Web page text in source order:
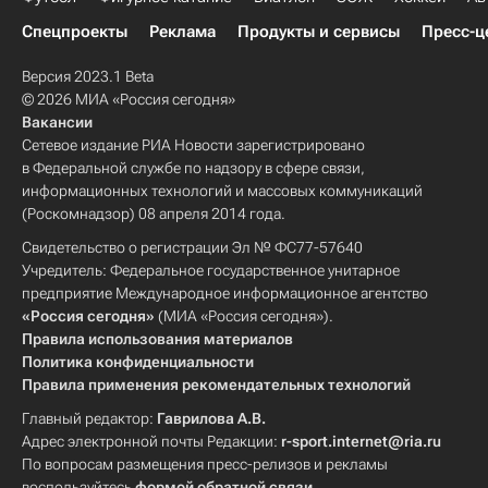
Спецпроекты
Реклама Продукты и сервисы Пресс-
Версия 2023.1 Beta
© 2026 МИА «Россия сегодня»
Вакансии
Сетевое издание РИА Новости зарегистрировано
в Федеральной службе по надзору в сфере связи,
информационных технологий и массовых коммуникаций
(Роскомнадзор) 08 апреля 2014 года.
Свидетельство о регистрации Эл № ФС77-57640
Учредитель: Федеральное государственное унитарное
предприятие Международное информационное агентство
«Россия сегодня» (МИА «Россия сегодня»).
Правила использования материалов
Политика конфиденциальности
Правила применения рекомендательных технологий
Главный редактор: Гаврилова А.В.
Адрес электронной почты Редакции: r-sport.internet@ria.ru
По вопросам размещения пресс-релизов и рекламы